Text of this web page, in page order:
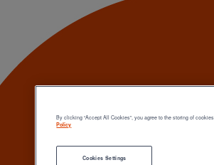
By clicking “Accept All Cookies”, you agree to the storing of
Policy
Cookies Settings